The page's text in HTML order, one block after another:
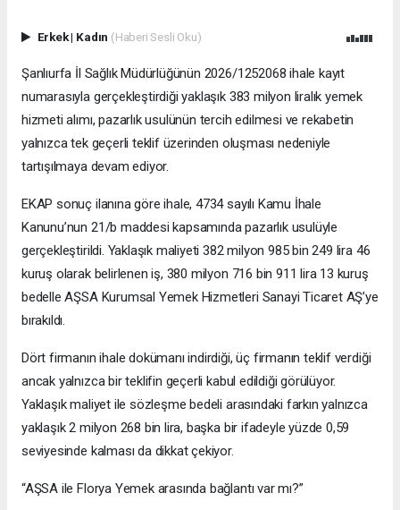
Erkek| Kadın (Haberi Sesli Oku)
Şanlıurfa İl Sağlık Müdürlüğünün 2026/1252068 ihale kayıt
numarasıyla gerçekleştirdiği yaklaşık 383 milyon liralık yemek
hizmeti alımı, pazarlık usulünün tercih edilmesi ve rekabetin
yalnızca tek geçerli teklif üzerinden oluşması nedeniyle
tartışılmaya devam ediyor.
EKAP sonuç ilanına göre ihale, 4734 sayılı Kamu İhale
Kanunu’nun 21/b maddesi kapsamında pazarlık usulüyle
gerçekleştirildi. Yaklaşık maliyeti 382 milyon 985 bin 249 lira 46
kuruş olarak belirlenen iş, 380 milyon 716 bin 911 lira 13 kuruş
bedelle AŞSA Kurumsal Yemek Hizmetleri Sanayi Ticaret AŞ’ye
bırakıldı.
Dört firmanın ihale dokümanı indirdiği, üç firmanın teklif verdiği
ancak yalnızca bir teklifin geçerli kabul edildiği görülüyor.
Yaklaşık maliyet ile sözleşme bedeli arasındaki farkın yalnızca
yaklaşık 2 milyon 268 bin lira, başka bir ifadeyle yüzde 0,59
seviyesinde kalması da dikkat çekiyor.
“AŞSA ile Florya Yemek arasında bağlantı var mı?”